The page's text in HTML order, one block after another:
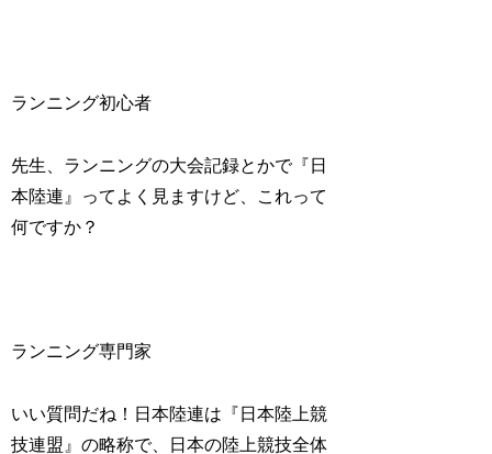
ランニング初心者
先生、ランニングの大会記録とかで『日
本陸連』ってよく見ますけど、これって
何ですか？
ランニング専門家
いい質問だね！日本陸連は『日本陸上競
技連盟』の略称で、日本の陸上競技全体